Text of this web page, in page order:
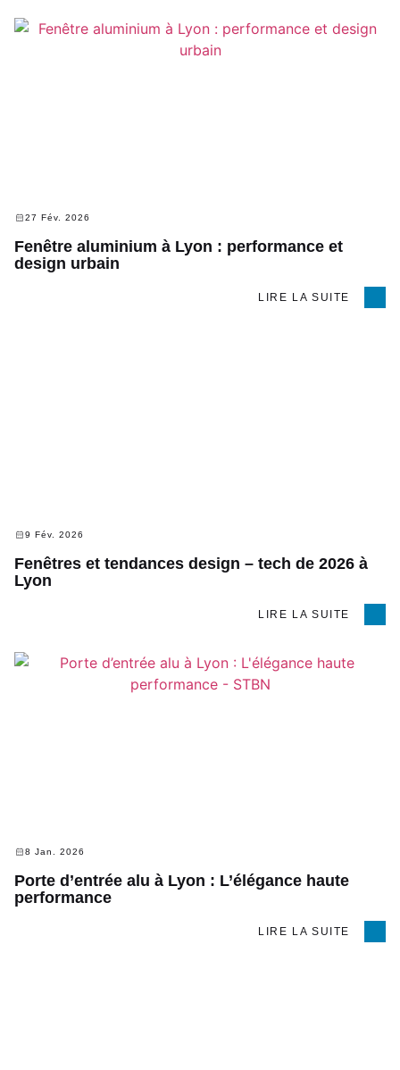
27 Fév. 2026
Fenêtre aluminium à Lyon : performance et
design urbain
LIRE LA SUITE
9 Fév. 2026
Fenêtres et tendances design – tech de 2026 à
Lyon
LIRE LA SUITE
8 Jan. 2026
Porte d’entrée alu à Lyon : L’élégance haute
performance
LIRE LA SUITE